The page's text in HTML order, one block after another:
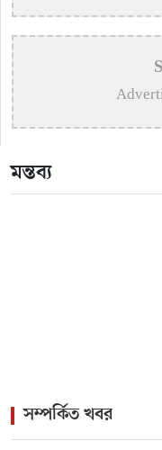
Saved from Obscurity
>
of Indian Cinema
>Katy Perry
>The Enduring
মন্তব্য
সম্পর্কিত খবর